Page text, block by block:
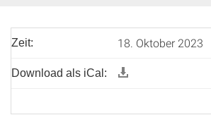
Zeit: 18. Oktober 2023
Download als iCal: